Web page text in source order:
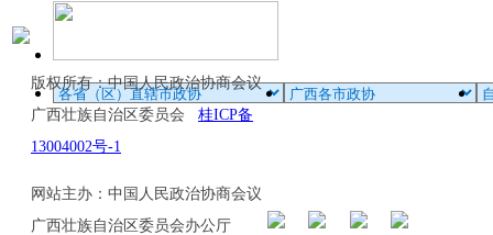
版权所有：中国人民政治协商会议
广西壮族自治区委员会 桂ICP备
13004002号-1
网站主办：中国人民政治协商会议
广西壮族自治区委员会办公厅